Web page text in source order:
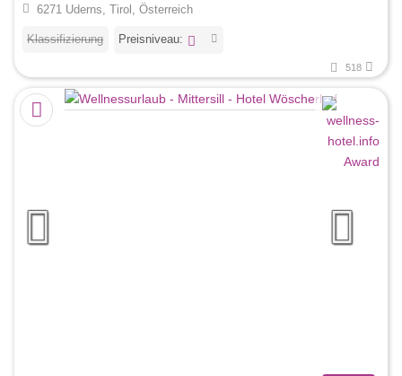
6271 Uderns, Tirol, Österreich
Klassifizierung Preisniveau:
518